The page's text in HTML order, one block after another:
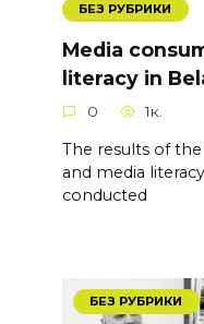
БЕЗ РУБРИКИ
Media
literacy in
0 1к.
The results of
and media
conducted
БЕЗ РУБРИКИ